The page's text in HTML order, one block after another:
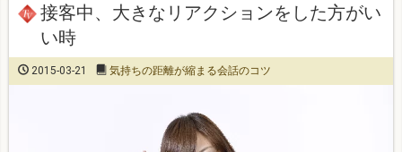
接客中、大きなリアクションをした方がい
い時
2015-03-21 気持ちの距離が縮まる会話のコツ